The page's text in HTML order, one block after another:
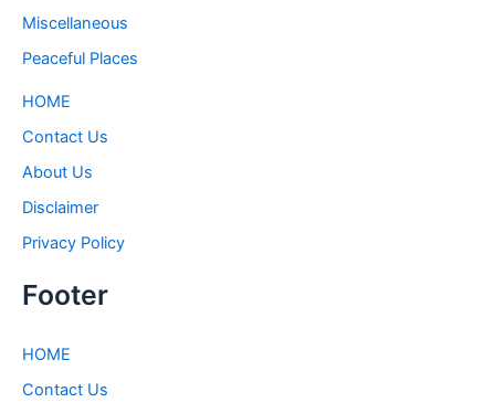
Miscellaneous
Peaceful Places
HOME
Contact Us
About Us
Disclaimer
Privacy Policy
Footer
HOME
Contact Us